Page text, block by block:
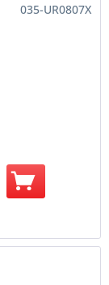
035-UR0807X